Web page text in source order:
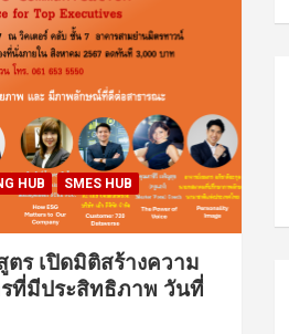
HUB
SMES HUB
ร เปิดมิติสร้างความ
ที่มีประสิทธิภาพ วันที่